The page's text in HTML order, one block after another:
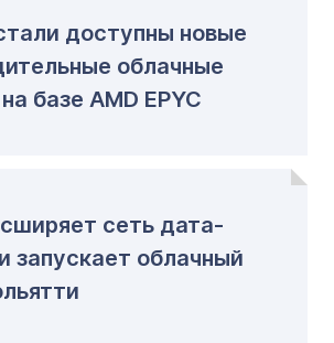
доступны новые
облачные
базе AMD EPYC
сеть дата-
запускает облачный